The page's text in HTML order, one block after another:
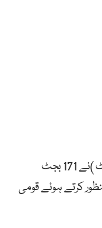
پاکستانی پارلیمان کے ایوان بالا (سینیٹ )نے 171 بجٹ
طور پر منظور کرتے ہوئے قومی